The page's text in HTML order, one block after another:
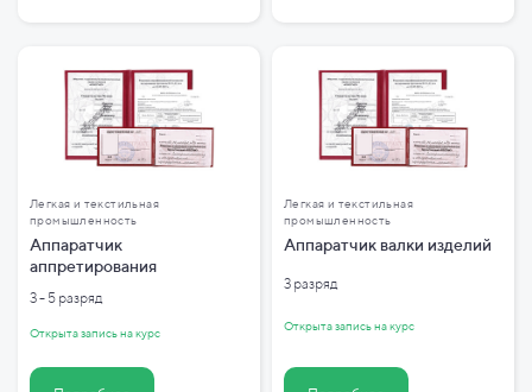
Легкая и текстильная
промышленность
Аппаратчик
аппретирования
3 - 5 разряд
Открыта запись на курс
Легкая и текстильная
промышленность
Аппаратчик валки изделий
3 разряд
Открыта запись на курс